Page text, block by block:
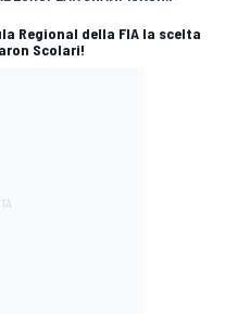
Regional della FIA la scelta
Scolari!